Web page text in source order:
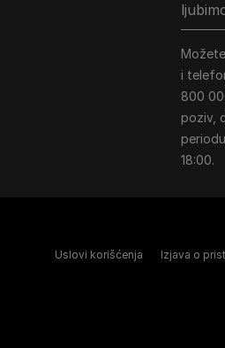
i
800
poziv,
18:00.
Uslovi korišćenja Izjava o